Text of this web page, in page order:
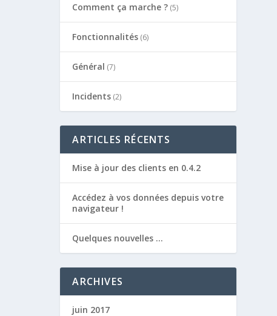
Comment ça marche ? (5)
Fonctionnalités (6)
Général (7)
Incidents (2)
ARTICLES RÉCENTS
Mise à jour des clients en 0.4.2
Accédez à vos données depuis votre
navigateur !
Quelques nouvelles …
ARCHIVES
juin 2017